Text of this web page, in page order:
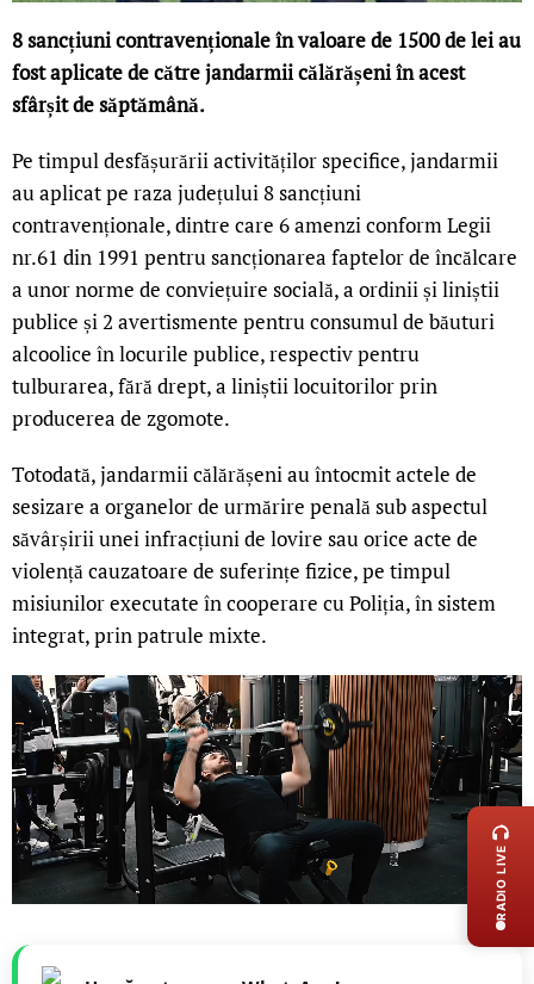
8 sancțiuni contravenționale în valoare de 1500 de lei au
fost aplicate de către jandarmii călărășeni în acest
sfârșit de săptămână.
Pe timpul desfășurării activităților specifice, jandarmii
au aplicat pe raza județului 8 sancțiuni
contravenționale, dintre care 6 amenzi conform Legii
nr.61 din 1991 pentru sancționarea faptelor de încălcare
a unor norme de conviețuire socială, a ordinii și liniștii
publice și 2 avertismente pentru consumul de băuturi
alcoolice în locurile publice, respectiv pentru
tulburarea, fără drept, a liniștii locuitorilor prin
producerea de zgomote.
Totodată, jandarmii călărășeni au întocmit actele de
sesizare a organelor de urmărire penală sub aspectul
săvârșirii unei infracțiuni de lovire sau orice acte de
violență cauzatoare de suferințe fizice, pe timpul
misiunilor executate în cooperare cu Poliția, în sistem
integrat, prin patrule mixte.
LIVE
RADIO LIVE